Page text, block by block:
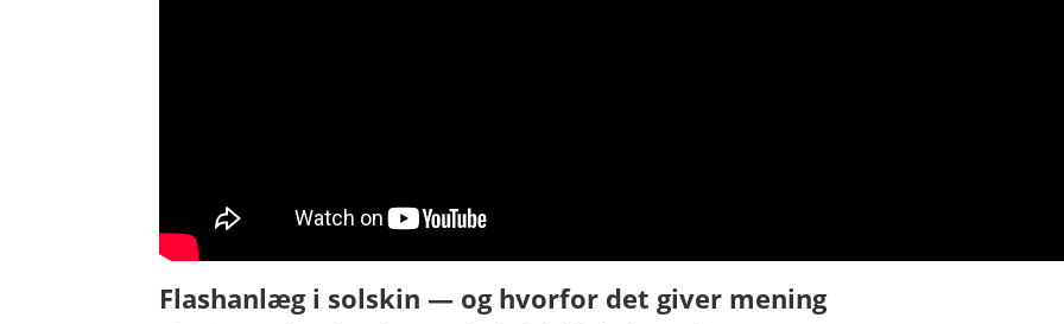
Flashanlæg i solskin — og hvorfor det giver mening